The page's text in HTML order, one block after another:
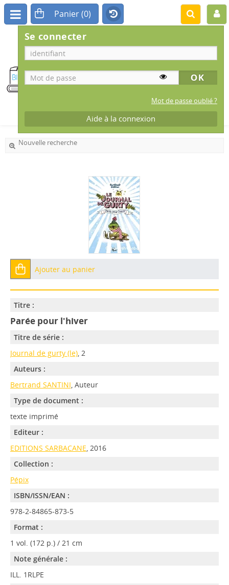
BIBLIOTHÈQUE
MUNICIPALE
Se connecter
Mot de passe oublié ?
Aide à la connexion
Nouvelle recherche
Ajouter au panier
Titre :
Parée pour l'hiver
Titre de série :
Journal de gurty (le), 2
Auteurs :
Bertrand SANTINI, Auteur
Type de document :
texte imprimé
Editeur :
EDITIONS SARBACANE, 2016
Collection :
Pépix
ISBN/ISSN/EAN :
978-2-84865-873-5
Format :
1 vol. (172 p.) / 21 cm
Note générale :
ILL. 1RLPE